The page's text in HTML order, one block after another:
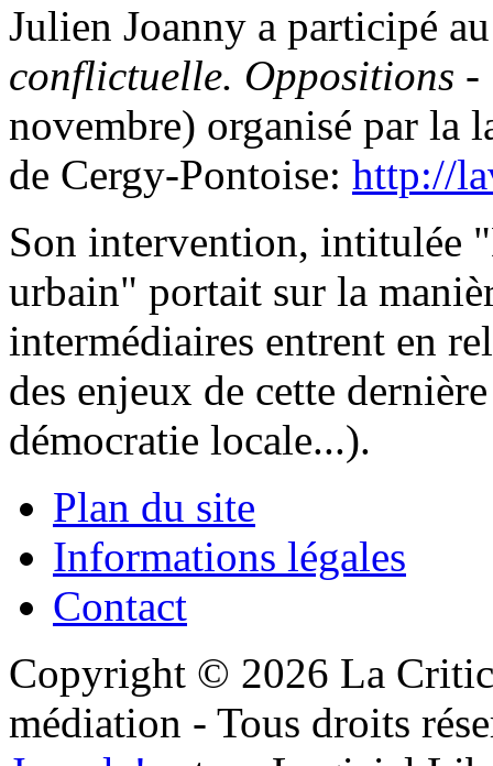
Julien Joanny a participé
conflictuelle. Oppositions -
novembre) organisé par la
de Cergy-Pontoise: http://
Son intervention, intitulée
urbain" portait sur la
intermédiaires entrent en
des enjeux de cette
démocratie locale...).
Plan du site
Informations légales
Contact
Copyright © 2026 La
médiation - Tous droits